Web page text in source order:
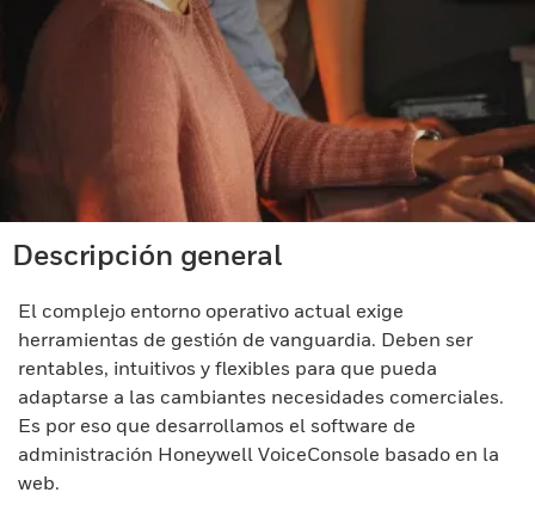
Descripción general
El complejo entorno operativo actual exige
herramientas de gestión de vanguardia. Deben ser
rentables, intuitivos y flexibles para que pueda
adaptarse a las cambiantes necesidades comerciales.
Es por eso que desarrollamos el software de
administración Honeywell VoiceConsole basado en la
web.